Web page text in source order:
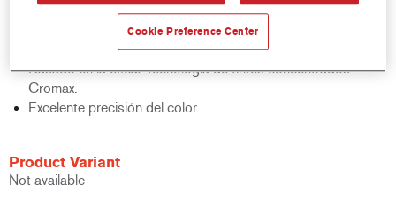
Rápido control de stocks.
Ahorra espacio de almacenamiento.
Basado en la eficaz tecnología de tintes concentrados
Cromax.
Excelente precisión del color.
Product Variant
Not available
Cookie Preference Center